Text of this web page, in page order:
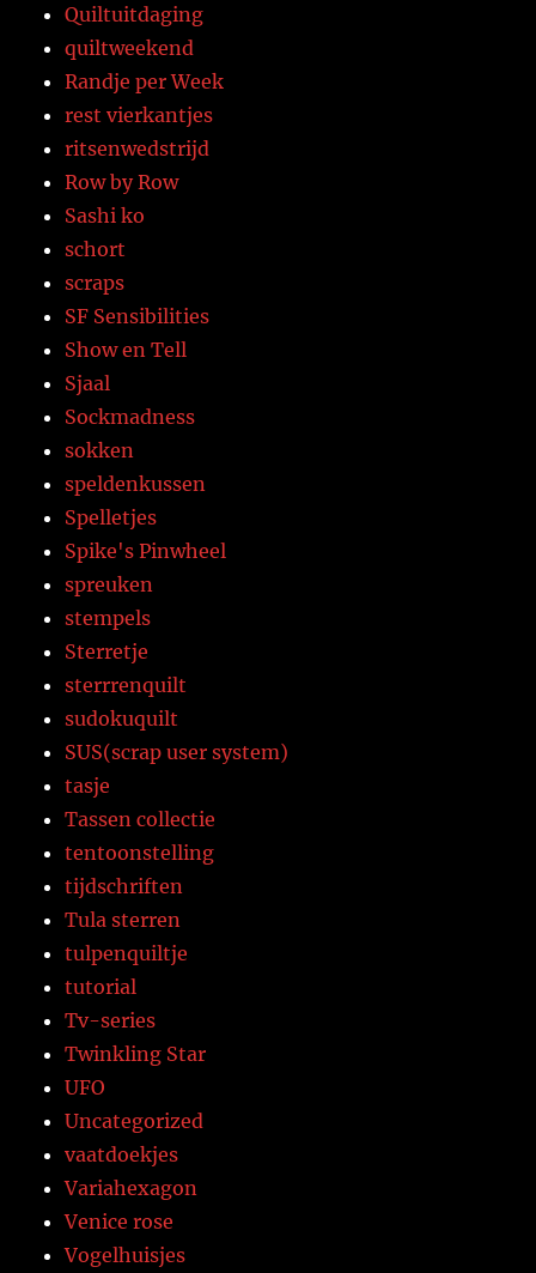
Quiltuitdaging
quiltweekend
Randje per Week
rest vierkantjes
ritsenwedstrijd
Row by Row
Sashi ko
schort
scraps
SF Sensibilities
Show en Tell
Sjaal
Sockmadness
sokken
speldenkussen
Spelletjes
Spike's Pinwheel
spreuken
stempels
Sterretje
sterrrenquilt
sudokuquilt
SUS(scrap user system)
tasje
Tassen collectie
tentoonstelling
tijdschriften
Tula sterren
tulpenquiltje
tutorial
Tv-series
Twinkling Star
UFO
Uncategorized
vaatdoekjes
Variahexagon
Venice rose
Vogelhuisjes